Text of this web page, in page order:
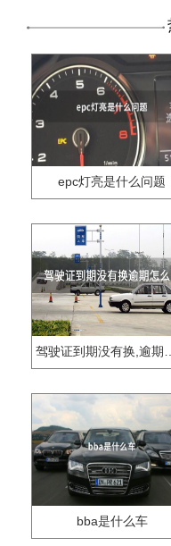
epc灯亮是什么问题
驾驶证到期
bba是什么车